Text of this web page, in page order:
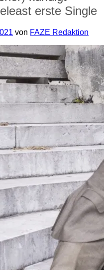
erste Single
von FAZE Redaktion